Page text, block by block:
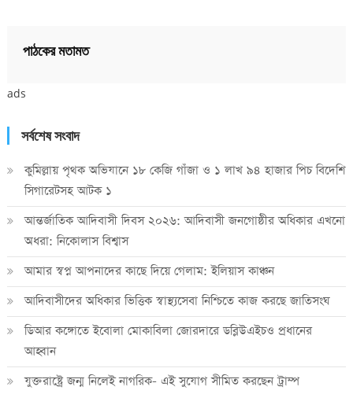
পাঠকের মতামত
ads
সর্বশেষ সংবাদ
কুমিল্লায় পৃথক অভিযানে ১৮ কেজি গাঁজা ও ১ লাখ ৯৪ হাজার পিচ বিদেশি
সিগারেটসহ আটক ১
আন্তর্জাতিক আদিবাসী দিবস ২০২৬: আদিবাসী জনগোষ্ঠীর অধিকার এখনো
অধরা: নিকোলাস বিশ্বাস
আমার স্বপ্ন আপনাদের কাছে দিয়ে গেলাম: ইলিয়াস কাঞ্চন
আদিবাসীদের অধিকার ভিত্তিক স্বাস্থ্যসেবা নিশ্চিতে কাজ করছে জাতিসংঘ
ডিআর কঙ্গোতে ইবোলা মোকাবিলা জোরদারে ডব্লিউএইচও প্রধানের
আহ্বান
যুক্তরাষ্ট্রে জন্ম নিলেই নাগরিক- এই সুযোগ সীমিত করছেন ট্রাম্প